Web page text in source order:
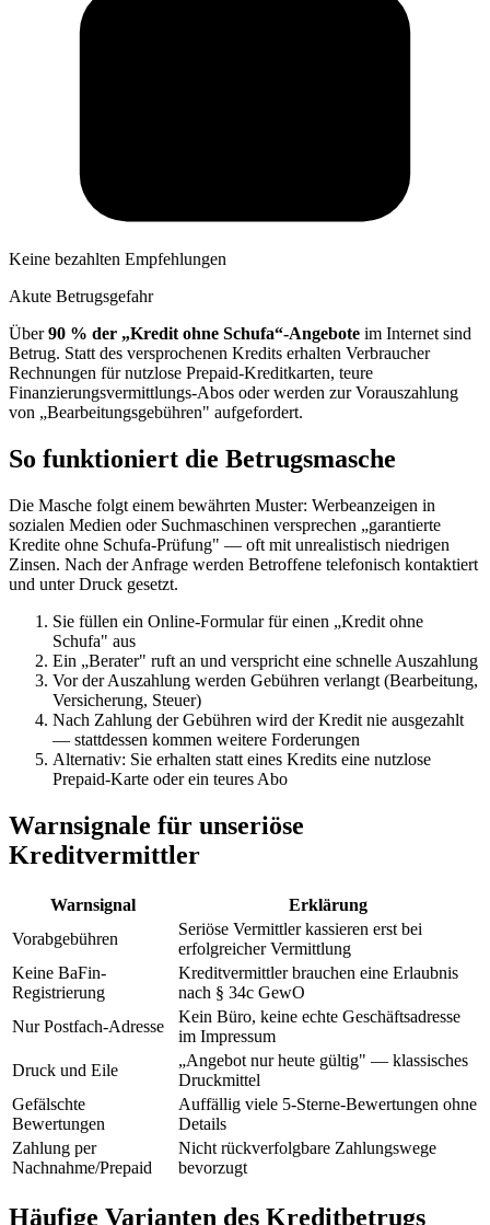
Keine bezahlten Empfehlungen
Akute Betrugsgefahr
Über90 % der „Kredit ohne Schufa“-Angebote im Internet sind
Betrug. Statt des versprochenen Kredits erhalten Verbraucher
Rechnungen für nutzlose Prepaid-Kreditkarten, teure
Finanzierungsvermittlungs-Abos oder werden zur Vorauszahlung
von „Bearbeitungsgebühren" aufgefordert.
So funktioniert die Betrugsmasche
Die Masche folgt einem bewährten Muster: Werbeanzeigen in
sozialen Medien oder Suchmaschinen versprechen „garantierte
Kredite ohne Schufa-Prüfung" — oft mit unrealistisch niedrigen
Zinsen. Nach der Anfrage werden Betroffene telefonisch kontaktiert
und unter Druck gesetzt.
Sie füllen ein Online-Formular für einen „Kredit ohne
Schufa" aus
Ein „Berater" ruft an und verspricht eine schnelle Auszahlung
Vor der Auszahlung werden Gebühren verlangt (Bearbeitung,
Versicherung, Steuer)
Nach Zahlung der Gebühren wird der Kredit nie ausgezahlt
— stattdessen kommen weitere Forderungen
Alternativ: Sie erhalten statt eines Kredits eine nutzlose
Prepaid-Karte oder ein teures Abo
Warnsignale für unseriöse
Kreditvermittler
Warnsignal
Erklärung
Vorabgebühren
Seriöse Vermittler kassieren erst bei
erfolgreicher Vermittlung
Keine BaFin-
Registrierung
Kreditvermittler brauchen eine Erlaubnis
nach § 34c GewO
Nur Postfach-Adresse
Kein Büro, keine echte Geschäftsadresse
im Impressum
Druck und Eile
„Angebot nur heute gültig" — klassisches
Druckmittel
Gefälschte
Bewertungen
Auffällig viele 5-Sterne-Bewertungen ohne
Details
Zahlung per
Nachnahme/Prepaid
Nicht rückverfolgbare Zahlungswege
bevorzugt
Häufige Varianten des Kreditbetrugs